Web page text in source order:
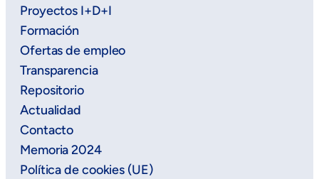
Proyectos I+D+I
Formación
Ofertas de empleo
Transparencia
Repositorio
Actualidad
Contacto
Memoria 2024
Política de cookies (UE)